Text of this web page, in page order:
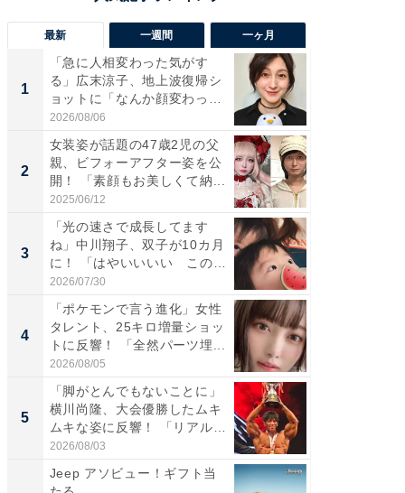
最新 一週間 一ヶ月
1
「急に人相変わった気がす
る」広末涼子、地上波復帰シ
ョットに「なんか顔変わっ
た」の...
2026/08/06
2
女装姿が話題の47歳2児の父
親、ビフォーアフター姿を公
開！ 「素顔もお美しくて納...
2025/06/12
3
「光の速さで成長してます
ね」中川翔子、双子が10カ月
に！ 「はやいいいい この
前...
2026/07/30
4
「ポケモンで言う進化」女性
タレント、25キロ増量ショッ
トに反響！ 「全然パーツ埋...
2026/08/05
5
「脚がとんでもないことに」
横川尚隆、大会優勝したムキ
ムキな姿に反響！ 「リアル
刃...
2026/08/03
Jeep アソビュー！ギフト当